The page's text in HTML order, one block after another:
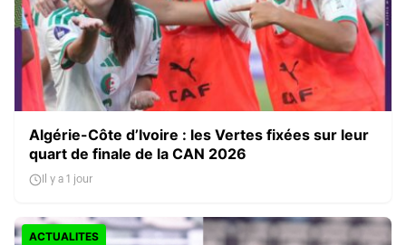
Algérie-Côte d’Ivoire : les Vertes fixées sur leur
quart de finale de la CAN 2026
Il y a 1 jour
ACTUALITES